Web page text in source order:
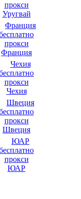
Уругвай
Франция
Чехия
Швеция
ЮАР